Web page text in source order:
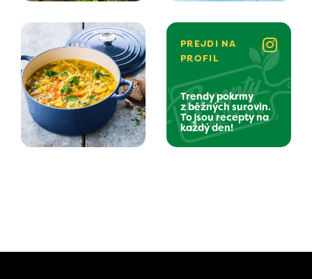
PREJDI NA
PROFIL
Trendy pokrmy
z běžných surovin.
To jsou recepty na
každý den!